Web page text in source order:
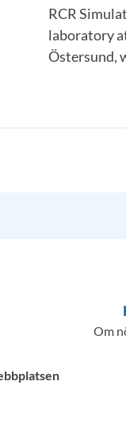
RCR
laboratory
Östersund,
Om